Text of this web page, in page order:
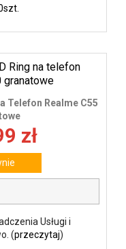
Telefon Realme C55
zł
Usługi i
(przeczytaj)